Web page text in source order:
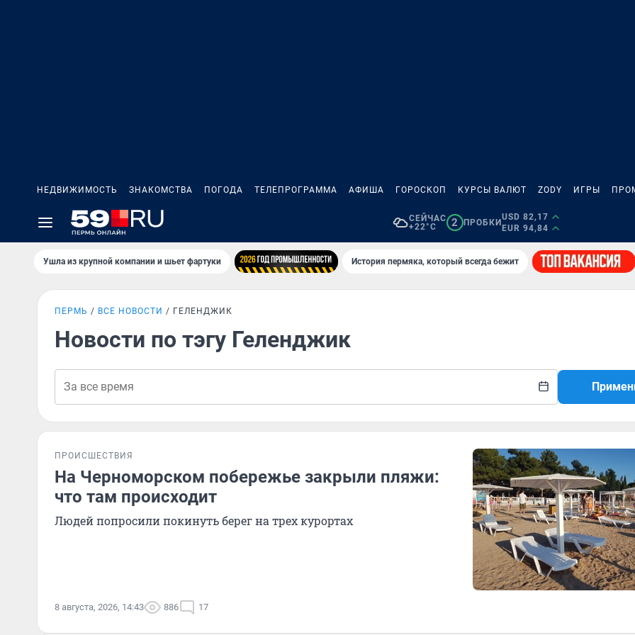
НЕДВИЖИМОСТЬ ЗНАКОМСТВА ПОГОДА ТЕЛЕПРОГРАММА АФИША ГОРОСКОП КУРСЫ ВАЛЮТ ZODY ИГРЫ
СЕЙЧАС
+22°C
2 ПРОБКИ
USD 82,17
EUR 94,84
Ушла из крупной компании и шьет фартуки История пермяка, который всегда бежит
ПЕРМЬ ВСЕ НОВОСТИ ГЕЛЕНДЖИК
Новости по тэгу Геленджик
ПРОИСШЕСТВИЯ
На Черноморском побережье закрыли пляжи:
что там происходит
Людей попросили покинуть берег на трех курортах
8 августа, 2026, 14:43 886 17